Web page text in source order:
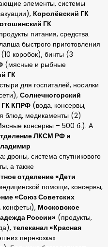
элементы, системы
Королёвский ГК
ГК
питания, средства
быстрого приготовления
коробок), бинты (3
(мясные и рыбные
ГК
для госпиталей, носилки
Солнечногорский
ГК КПРФ (вода, консервы,
блюд, медикаменты (2)
консервы – 500 б.). А
ЛКСМ РФ и
дроны, система спутникового
а также
отделение «Дети
помощи, консервы,
«Союз Советских
конфеты), Московское
России» (продукты,
телеканал «Красная
перевозках